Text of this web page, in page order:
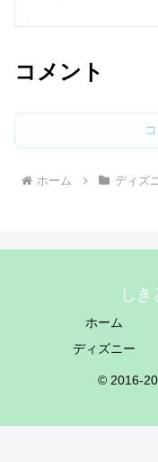
コメント
ホーム ディズ
し
ホーム
ディズニー
© 2016-